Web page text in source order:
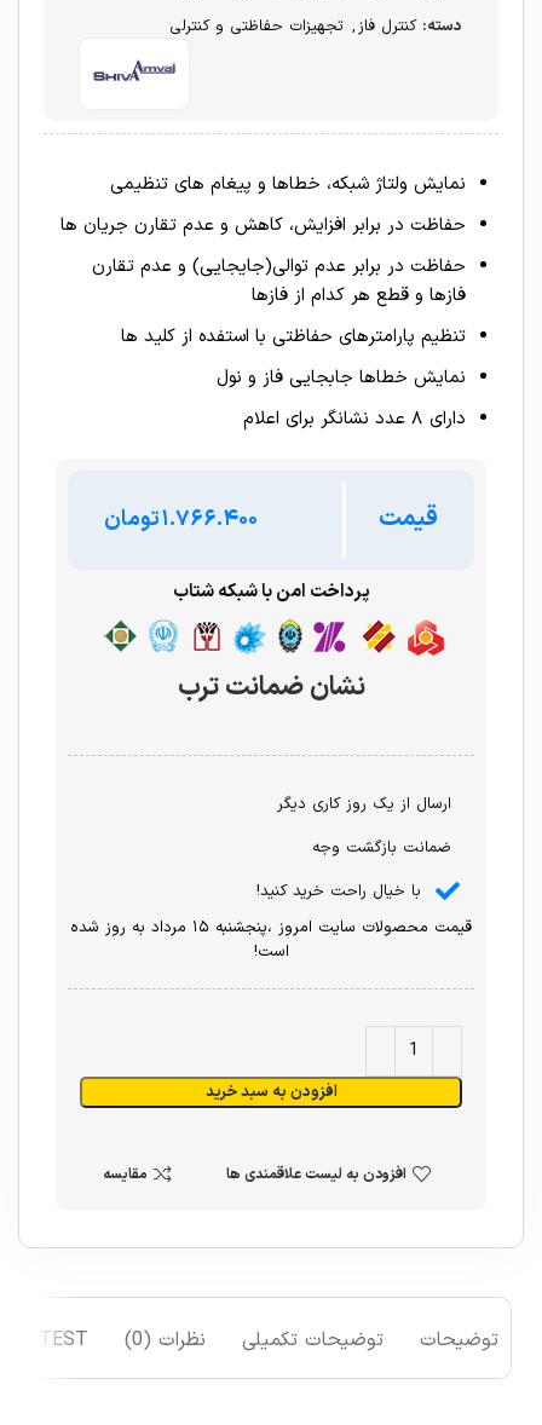
دسته: کنترل فاز, تجهیزات حفاظتی و کنترلی
نمایش ولتاژ شبکه، خطاها و پیغام های تنظیمی
حفاظت در برابر افزایش، کاهش و عدم تقارن جریان ها
حفاظت در برابر عدم توالی(جایجایی) و عدم تقارن
فازها و قطع هر کدام از فازها
تنظیم پارامترهای حفاظتی با استفده از کلید ها
نمایش خطاها جابجایی فاز و نول
دارای ۸ عدد نشانگر برای اعلام
قیمت تومان
پرداخت امن با شبکه شتاب
نشان ضمانت ترب
ارسال از یک روز کاری دیگر
ضمانت بازگشت وجه
با خیال راحت خرید کنید!
قیمت محصولات سایت امروز ،پنجشنبه ۱۵ مرداد به روز شده
است!
افزودن به سبد خرید
افزودن به لیست علاقمندی ها مقایسه
توضیحات توضیحات تکمیلی نظرات (0) TEST